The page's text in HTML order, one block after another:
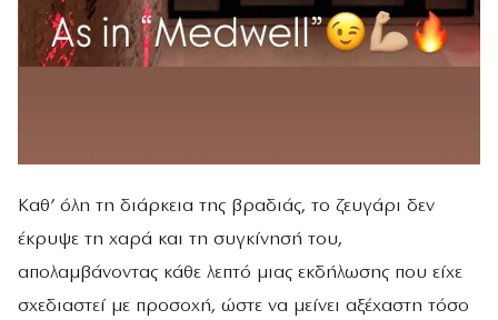
Καθ’ όλη τη διάρκεια της βραδιάς, το ζευγάρι δεν
έκρυψε τη χαρά και τη συγκίνησή του,
απολαμβάνοντας κάθε λεπτό μιας εκδήλωσης που είχε
σχεδιαστεί με προσοχή, ώστε να μείνει αξέχαστη τόσο